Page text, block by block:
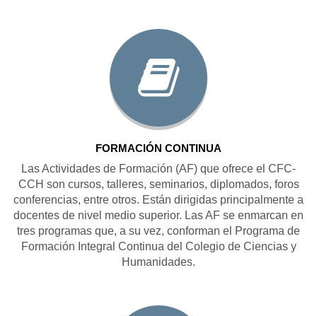
FORMACIÓN CONTINUA
Las Actividades de Formación (AF) que ofrece el CFC-
CCH son cursos, talleres, seminarios, diplomados, foros
conferencias, entre otros. Están dirigidas principalmente a
docentes de nivel medio superior. Las AF se enmarcan en
tres programas que, a su vez, conforman el Programa de
Formación Integral Continua del Colegio de Ciencias y
Humanidades.